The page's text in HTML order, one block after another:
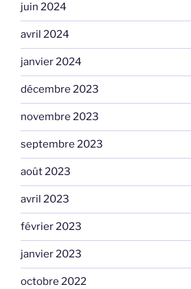
juin 2024
avril 2024
janvier 2024
décembre 2023
novembre 2023
septembre 2023
août 2023
avril 2023
février 2023
janvier 2023
octobre 2022